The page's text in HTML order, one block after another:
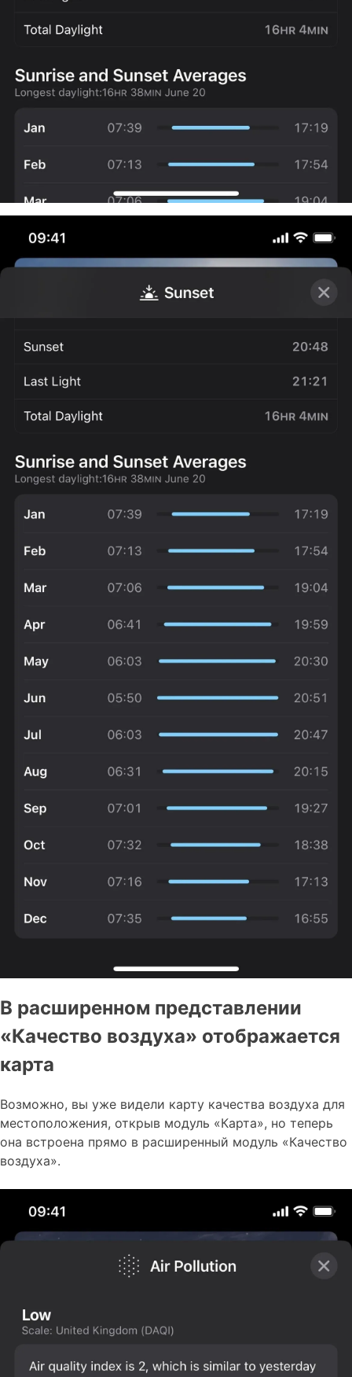
В расширенном представлении
«Качество воздуха» отображается
карта
Возможно, вы уже видели карту качества воздуха для
местоположения, открыв модуль «Карта», но теперь
она встроена прямо в расширенный модуль «Качество
воздуха».